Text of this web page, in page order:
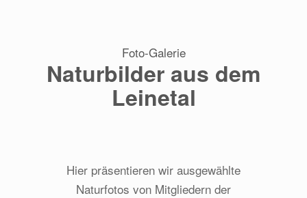
Foto-Galerie
Naturbilder aus dem
Leinetal
Hier präsentieren wir ausgewählte
Naturfotos von Mitgliedern der